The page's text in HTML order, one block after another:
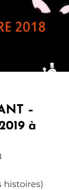
–
à
histoires)